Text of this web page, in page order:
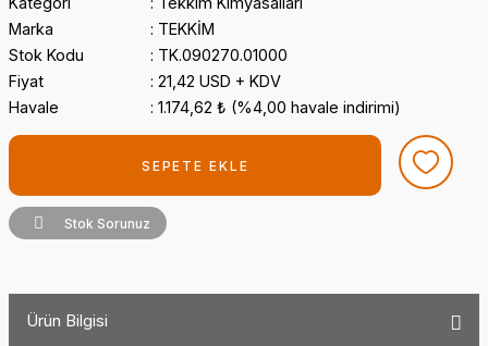
Marka
TEKKİM
Stok Kodu
TK.090270.01000
Fiyat
21,42 USD + KDV
Havale
1.174,62 ₺ (%4,00 havale indirimi)
SEPETE EKLE
Stok Sorunuz
Ürün Bilgisi